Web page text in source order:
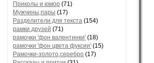
Приколы и юмор (71)
Мужчины,пары (17)
Разделители для текста (154)
рамки друзей (71)
рамочки 'фон валентинки' (18)
рамочки 'фон цвета фуксии' (15)
Рамочки-золото,серебро (17)